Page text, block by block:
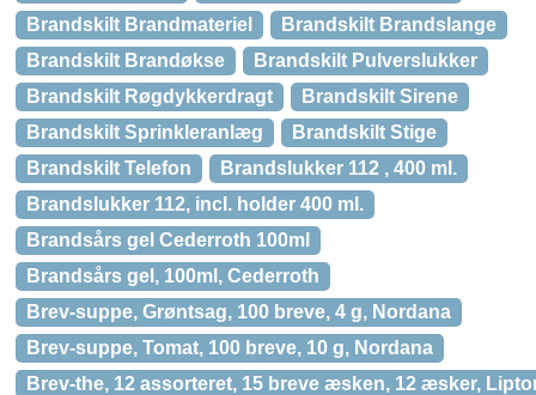
Brandskilt Brandmateriel
Brandskilt Brandslange
Brandskilt Brandøkse
Brandskilt Pulverslukker
Brandskilt Røgdykkerdragt
Brandskilt Sirene
Brandskilt Sprinkleranlæg
Brandskilt Stige
Brandskilt Telefon
Brandslukker 112 , 400 ml.
Brandslukker 112, incl. holder 400 ml.
Brandsårs gel Cederroth 100ml
Brandsårs gel, 100ml, Cederroth
Brev-suppe, Grøntsag, 100 breve, 4 g, Nordana
Brev-suppe, Tomat, 100 breve, 10 g, Nordana
Brev-the, 12 assorteret, 15 breve æsken, 12 æsker,